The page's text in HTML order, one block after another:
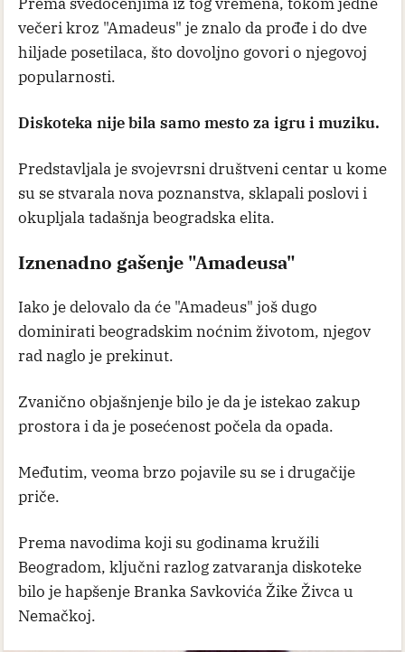
večeri kroz "Amadeus" je znalo da prođe i do dve
hiljade posetilaca, što dovoljno govori o njegovoj
popularnosti.
Diskoteka nije bila samo mesto za igru i muziku.
Predstavljala je svojevrsni društveni centar u kome
su se stvarala nova poznanstva, sklapali poslovi i
okupljala tadašnja beogradska elita.
Iznenadno gašenje "Amadeusa"
Iako je delovalo da će "Amadeus" još dugo
dominirati beogradskim noćnim životom, njegov
rad naglo je prekinut.
Zvanično objašnjenje bilo je da je istekao zakup
prostora i da je posećenost počela da opada.
Međutim, veoma brzo pojavile su se i drugačije
priče.
Prema navodima koji su godinama kružili
Beogradom, ključni razlog zatvaranja diskoteke
bilo je hapšenje Branka Savkovića Žike Živca u
Nemačkoj.